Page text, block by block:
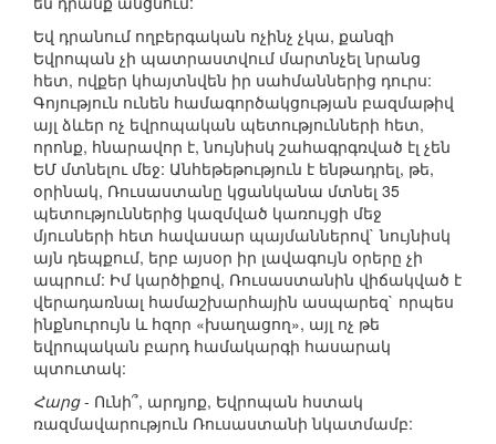
Եվ դրանում ողբերգական ոչինչ չկա, քանզի
Եվրոպան չի պատրաստվում մարտնչել նրանց
հետ, ովքեր կհայտնվեն իր սահմաններից դուրս:
Գոյություն ունեն համագործակցության բազմաթիվ
այլ ձևեր ոչ եվրոպական պետությունների հետ,
որոնք, հնարավոր է, նույնիսկ շահագրգռված էլ չեն
ԵՄ մտնելու մեջ: Անհեթեթություն է ենթադրել, թե,
օրինակ, Ռուսաստանը կցանկանա մտնել 35
պետություններից կազմված կառույցի մեջ
մյուսների հետ հավասար պայմաններով` նույնիսկ
այն դեպքում, երբ այսօր իր լավագույն օրերը չի
ապրում: Իմ կարծիքով, Ռուսաստանին վիճակված է
վերադառնալ համաշխարհային ասպարեզ` որպես
ինքնուրույն և հզոր «խաղացող», այլ ոչ թե
եվրոպական բարդ համակարգի հասարակ
պտուտակ:
Հարց- Ունի՞, արդյոք, Եվրոպան հստակ
ռազմավարություն Ռուսաստանի նկատմամբ: